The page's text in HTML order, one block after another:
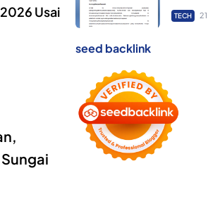
Usai
TECH
seed backlink